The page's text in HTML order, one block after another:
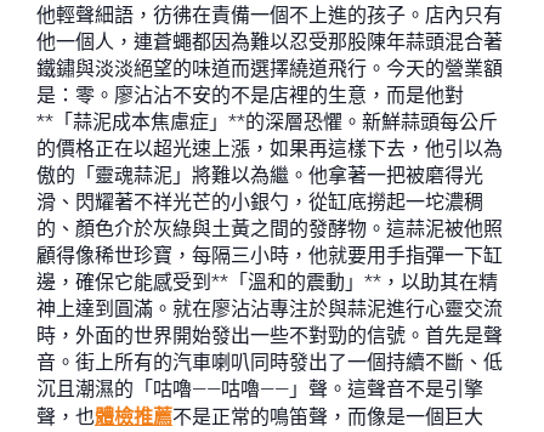
他輕聲細語，彷彿在責備一個不上進的孩子。店內只有
他一個人，連蒼蠅都因為難以忍受那股陳年蒜頭混合著
鐵鏽與淡淡絕望的味道而選擇繞道飛行。今天的營業額
是：零。廖沾沾不安的不是店裡的生意，而是他對
**「蒜泥成本焦慮症」**的深層恐懼。新鮮蒜頭每公斤
的價格正在以超光速上漲，如果再這樣下去，他引以為
傲的「靈魂蒜泥」將難以為繼。他拿著一把被磨得光
滑、閃耀著不祥光芒的小銀勺，從缸底撈起一坨濃稠
的、顏色介於灰綠與土黃之間的發酵物。這蒜泥被他照
顧得像稀世珍寶，每隔三小時，他就要用手指彈一下缸
邊，確保它能感受到**「溫和的震動」**，以助其在精
神上達到圓滿。就在廖沾沾專注於與蒜泥進行心靈交流
時，外面的世界開始發出一些不對勁的信號。首先是聲
音。街上所有的汽車喇叭同時發出了一個持續不斷、低
沉且潮濕的「咕嚕——咕嚕——」聲。這聲音不是引擎
聲，也體檢推薦不是正常的鳴笛聲，而像是一個巨大